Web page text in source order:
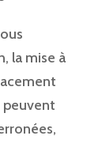
la mise à
peuvent